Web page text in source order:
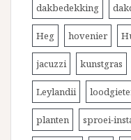
dakbedekking
Heg hovenier
jacuzzi kunstgras
Leylandii
planten sproei-